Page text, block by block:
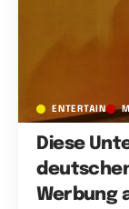
ENTERTAIN
Diese
Werbung